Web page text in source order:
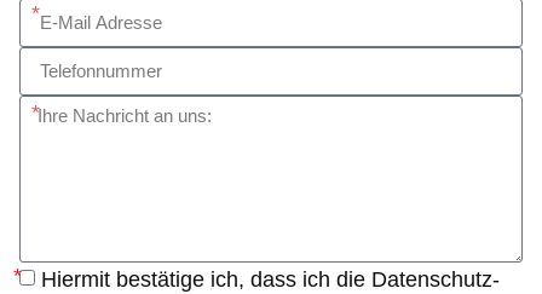
Hiermit bestätige ich, dass ich die Datenschutz­